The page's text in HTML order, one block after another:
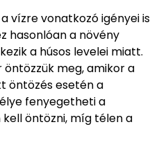
vízre vonatkozó igényei is
hasonlóan a növény
a húsos levelei miatt.
meg, amikor a
öntözés esetén a
fenyegetheti a
öntözni, míg télen a